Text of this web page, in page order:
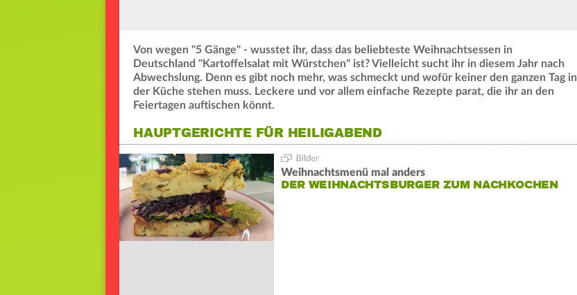
Von wegen "5 Gänge" - wusstet ihr, dass das beliebteste Weihnachtsessen in
Deutschland "Kartoffelsalat mit Würstchen" ist? Vielleicht sucht ihr in diesem Jahr nach
Abwechslung. Denn es gibt noch mehr, was schmeckt und wofür keiner den ganzen Tag in
der Küche stehen muss. Leckere und vor allem einfache Rezepte parat, die ihr an den
Feiertagen auftischen könnt.
HAUPTGERICHTE FÜR HEILIGABEND
Weihnachtsmenü mal anders
DER WEIHNACHTSBURGER ZUM NACHKOCHEN